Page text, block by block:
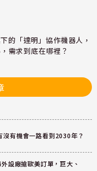
的「達明」協作機器人，
需求到底在哪裡？
有機會一路看到2030年？
設廠搶歐美訂單，巨大、